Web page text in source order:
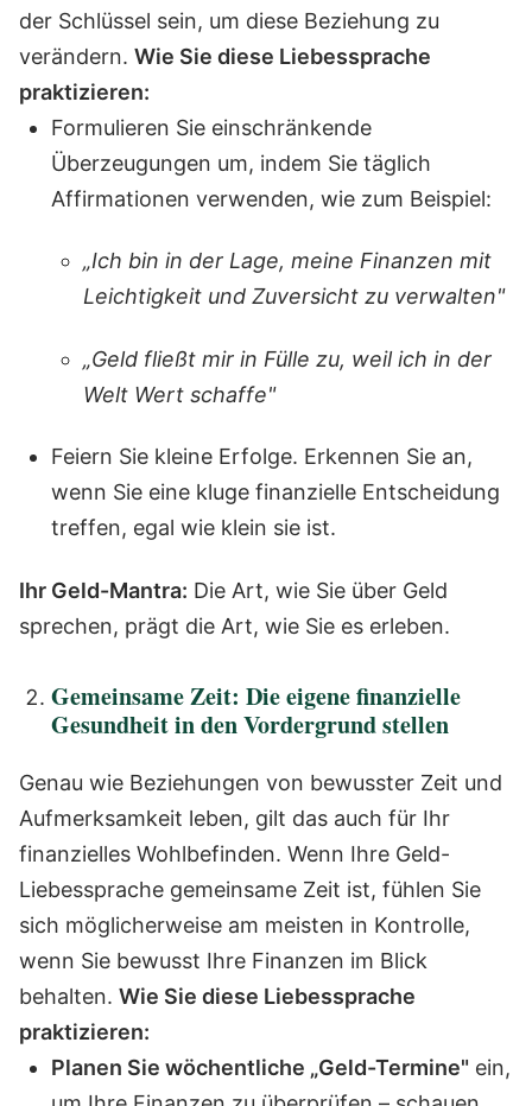
der Schlüssel sein, um diese Beziehung zu
verändern. Wie Sie diese Liebessprache
praktizieren:
Formulieren Sie einschränkende
Überzeugungen um, indem Sie täglich
Affirmationen verwenden, wie zum Beispiel:
„Ich bin in der Lage, meine Finanzen mit
Leichtigkeit und Zuversicht zu verwalten"
„Geld fließt mir in Fülle zu, weil ich in der
Welt Wert schaffe"
Feiern Sie kleine Erfolge. Erkennen Sie an,
wenn Sie eine kluge finanzielle Entscheidung
treffen, egal wie klein sie ist.
Ihr Geld-Mantra: Die Art, wie Sie über Geld
sprechen, prägt die Art, wie Sie es erleben.
Gemeinsame Zeit: Die eigene finanzielle
Gesundheit in den Vordergrund stellen
Genau wie Beziehungen von bewusster Zeit und
Aufmerksamkeit leben, gilt das auch für Ihr
finanzielles Wohlbefinden. Wenn Ihre Geld-
Liebessprache gemeinsame Zeit ist, fühlen Sie
sich möglicherweise am meisten in Kontrolle,
wenn Sie bewusst Ihre Finanzen im Blick
behalten. Wie Sie diese Liebessprache
praktizieren:
Planen Sie wöchentliche „Geld-Termine" ein,